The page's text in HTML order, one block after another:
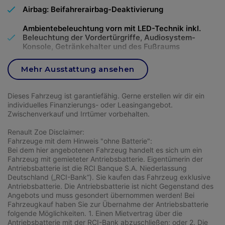
Anzahl Vorbesitzer
Getriebeart
KW / PS 150ps
Höchstgeschwindigkeit
Beschleunigung 10Sek. von 0 auf 100
Antriebsachse
Emissionsklasse Euro 6d
Gewicht 1.871kg
Türen
Sitzplätze
Reifendimension 235/55R17H
Farbe black
Airbag: Beifahrerairbag-Deaktivierung
Ambientebeleuchtung vorn mit LED-Technik inkl.
Beleuchtung der Vordertürgriffe, Audiosystem-
Konsole, Getränkehalter und des Fußraums
Antiblockier-Bremssystem (ABS) mit Elektronischem
Sicherheits- und Stabilitätsprogramm (ESP),
Außenspiegel in Wagenfarbe lackiert, elektrisch
einstellbar, beheizbar und anklappbar - mit integrierten
Befestigungspunkte für Sicherheitstrenngitter
Befestigungspunkte 1. Sitzreihe
Bereifung: 7,5 J x 17 Leichtmetallfelgen (4) mit 235/55
R 17 Reifen im 5x2-Speichen-Design
Bereifung: Reifen-Reparatur-Set (bei Verwendung
max. 80 km/h zulässig)
Mehr Ausstattung ansehen
Dieses Fahrzeug ist garantiefähig. Gerne erstellen wir dir ein
individuelles Finanzierungs- oder Leasingangebot.
Zwischenverkauf und Irrtümer vorbehalten.
Renault Zoe Disclaimer:
Fahrzeuge mit dem Hinweis "ohne Batterie":
Bei dem hier angebotenen Fahrzeug handelt es sich um ein
Fahrzeug mit gemieteter Antriebsbatterie. Eigentümerin der
Antriebsbatterie ist die RCI Banque S.A. Niederlassung
Deutschland („RCI-Bank“). Sie kaufen das Fahrzeug exklusive
Antriebsbatterie. Die Antriebsbatterie ist nicht Gegenstand des
Angebots und muss gesondert übernommen werden! Bei
Fahrzeugkauf haben Sie zur Übernahme der Antriebsbatterie
folgende Möglichkeiten. 1. Einen Mietvertrag über die
Antriebsbatterie mit der RCI-Bank abzuschließen; oder 2. Die